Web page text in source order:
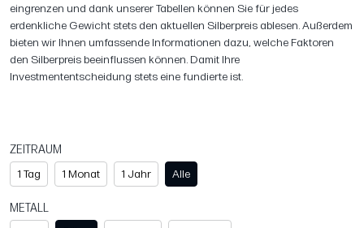
eingrenzen und dank unserer Tabellen können Sie für jedes
erdenkliche Gewicht stets den aktuellen Silberpreis ablesen. Außerdem
bieten wir Ihnen umfassende Informationen dazu, welche Faktoren
den Silberpreis beeinflussen können. Damit Ihre
Investmententscheidung stets eine fundierte ist.
ZEITRAUM
1 Tag
1 Monat 1 Jahr Alle
METALL